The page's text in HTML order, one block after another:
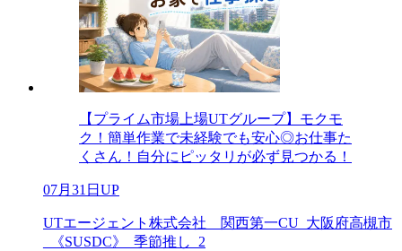
【プライム市場上場UTグループ】モクモ
ク！簡単作業で未経験でも安心◎お仕事た
くさん！自分にピッタリが必ず見つかる！
07月31日UP
UTエージェント株式会社 関西第一CU_大阪府高槻市
_《SUSDC》_季節推し_2